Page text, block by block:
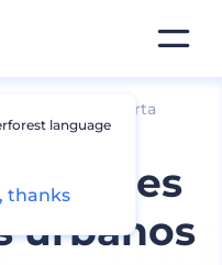
y pancarta
carteles
urbanos
language
thanks